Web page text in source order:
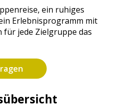
ein ruhiges
Erlebnisprogramm mit
für jede Zielgruppe das